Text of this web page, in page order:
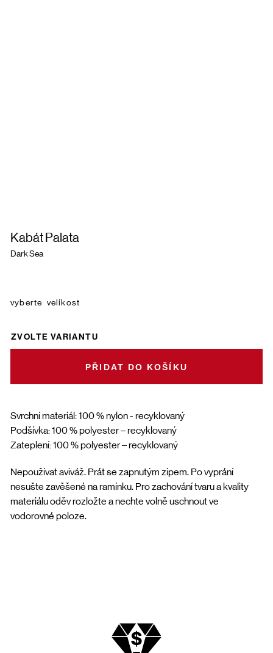
Kabát Palata
Dark Sea
Svrchní materiál: 100 % nylon - recyklovaný
Podšívka: 100 % polyester – recyklovaný
Zateplení: 100 % polyester – recyklovaný
Nepoužívat aviváž. Prát se zapnutým zipem. Po vyprání
nesušte zavěšené na ramínku. Pro zachování tvaru a kvality
materiálu oděv rozložte a nechte volně uschnout ve
vodorovné poloze.
velikost
ZVOLTE VARIANTU
DO KOŠÍKU